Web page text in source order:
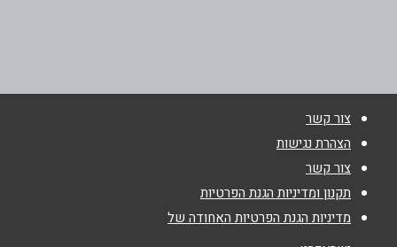
נושא*
אנא חזרו אלי בקשר ל...
צור קשר
הצהרת נגישות
צור קשר
תקנון ומדיניות הגנת הפרטיות
מדיניות הגנת הפרטיות האחודה של